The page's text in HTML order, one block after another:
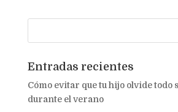
Entradas recientes
Cómo evitar que tu hijo olvide todo
durante el verano